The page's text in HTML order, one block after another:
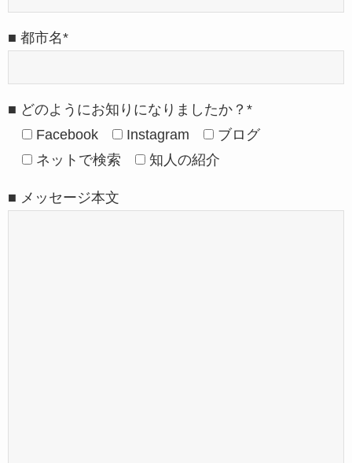
■ 都市名*
■ どのようにお知りになりましたか？*
Facebook
Instagram
ブログ
ネットで検索
知人の紹介
■ メッセージ本文